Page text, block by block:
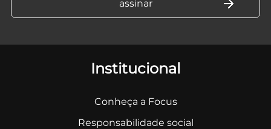
Institucional
Conheça a Focus
Responsabilidade social